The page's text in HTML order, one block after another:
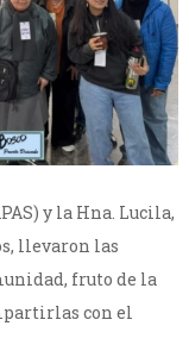
y la Hna. Lucila,
llevaron las
fruto de la
con el